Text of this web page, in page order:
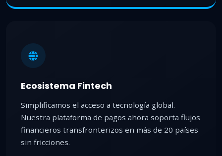
Ecosistema Fintech
Simplificamos el acceso a tecnología global.
Nuestra plataforma de pagos ahora soporta flujos
financieros transfronterizos en más de 20 países
sin fricciones.